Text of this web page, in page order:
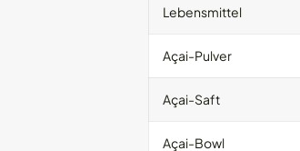
Lebensmittel
Açai-Pulver
Açai-Saft
Açai-Bowl